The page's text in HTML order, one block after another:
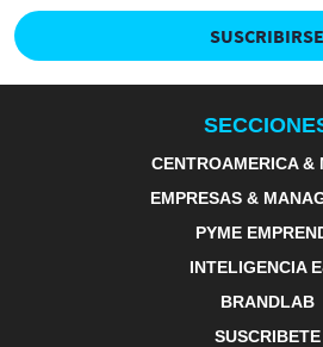
SUSCRIBIRSE
CENTROAMERICA &
EMPRESAS &
PYME
INTELIGENCIA
BRANDLAB
SUSCRIBETE